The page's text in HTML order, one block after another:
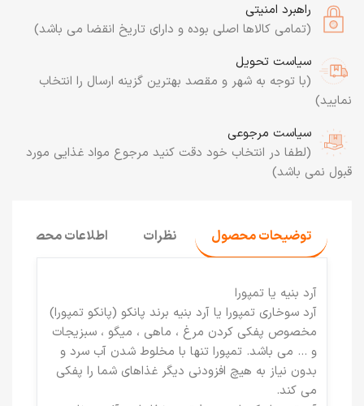
راهبرد امنیتی
(تمامی کالاها اصلی بوده و دارای تاریخ انقضا می باشد)
سیاست تحویل
(با توجه به شهر و مقصد بهترین گزینه ارسال را انتخاب
نمایید)
سیاست مرجوعی
(لطفا در انتخاب خود دقت کنید مرجوع مواد غذایی مورد
قبول نمی باشد)
توضیحات محصول نظرات اطلاعات محصول
آرد بنیه یا تمپورا
آرد سوخاری تمپورا یا آرد بنیه برند پانکو (پانکو تمپورا)
مخصوص پفکی کردن مرغ ، ماهی ، میگو ، سبزیجات
و ... می باشد. تمپورا تنها با مخلوط شدن آب سرد و
بدون نیاز به هیچ افزودنی دیگر غذاهای شما را پفکی
می کند.